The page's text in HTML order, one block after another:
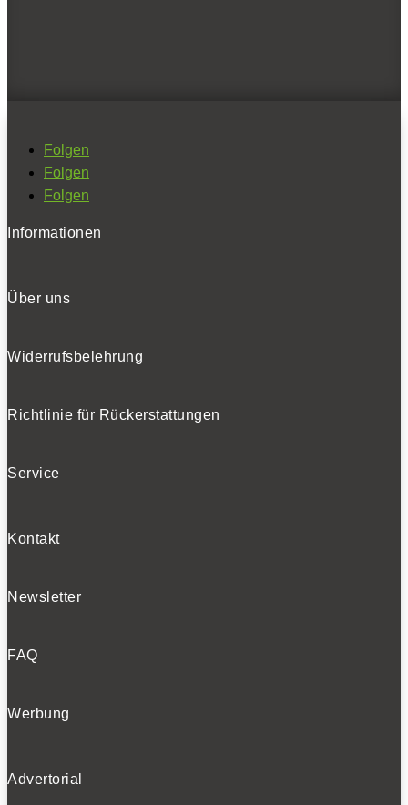
Folgen
Folgen
Folgen
Informationen
Über uns
Widerrufsbelehrung
Richtlinie für Rückerstattungen
Service
Kontakt
Newsletter
FAQ
Werbung
Advertorial